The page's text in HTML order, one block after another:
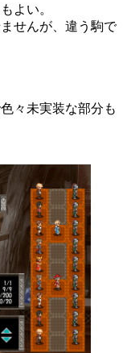
よい。
せんが、違う駒で
々未実装な部分も